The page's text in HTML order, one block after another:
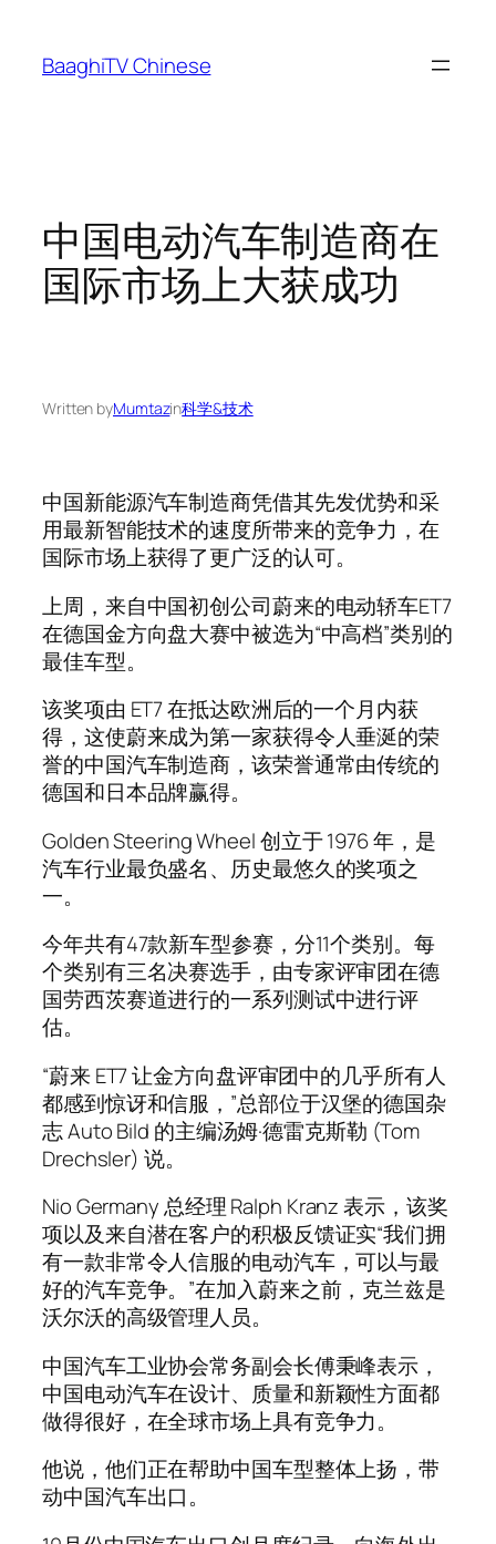
content
BaaghiTV Chinese
中国电动汽车制造商在
国际市场上大获成功
Written byMumtazin科学&技术
中国新能源汽车制造商凭借其先发优势和采
用最新智能技术的速度所带来的竞争力，在
国际市场上获得了更广泛的认可。
上周，来自中国初创公司蔚来的电动轿车ET7
在德国金方向盘大赛中被选为“中高档”类别的
最佳车型。
该奖项由 ET7 在抵达欧洲后的一个月内获
得，这使蔚来成为第一家获得令人垂涎的荣
誉的中国汽车制造商，该荣誉通常由传统的
德国和日本品牌赢得。
Golden Steering Wheel 创立于 1976 年，是
汽车行业最负盛名、历史最悠久的奖项之
一。
今年共有47款新车型参赛，分11个类别。每
个类别有三名决赛选手，由专家评审团在德
国劳西茨赛道进行的一系列测试中进行评
估。
“蔚来 ET7 让金方向盘评审团中的几乎所有人
都感到惊讶和信服，”总部位于汉堡的德国杂
志 Auto Bild 的主编汤姆·德雷克斯勒 (Tom
Drechsler) 说。
Nio Germany 总经理 Ralph Kranz 表示，该奖
项以及来自潜在客户的积极反馈证实“我们拥
有一款非常令人信服的电动汽车，可以与最
好的汽车竞争。”在加入蔚来之前，克兰兹是
沃尔沃的高级管理人员。
中国汽车工业协会常务副会长傅秉峰表示，
中国电动汽车在设计、质量和新颖性方面都
做得很好，在全球市场上具有竞争力。
他说，他们正在帮助中国车型整体上扬，带
动中国汽车出口。